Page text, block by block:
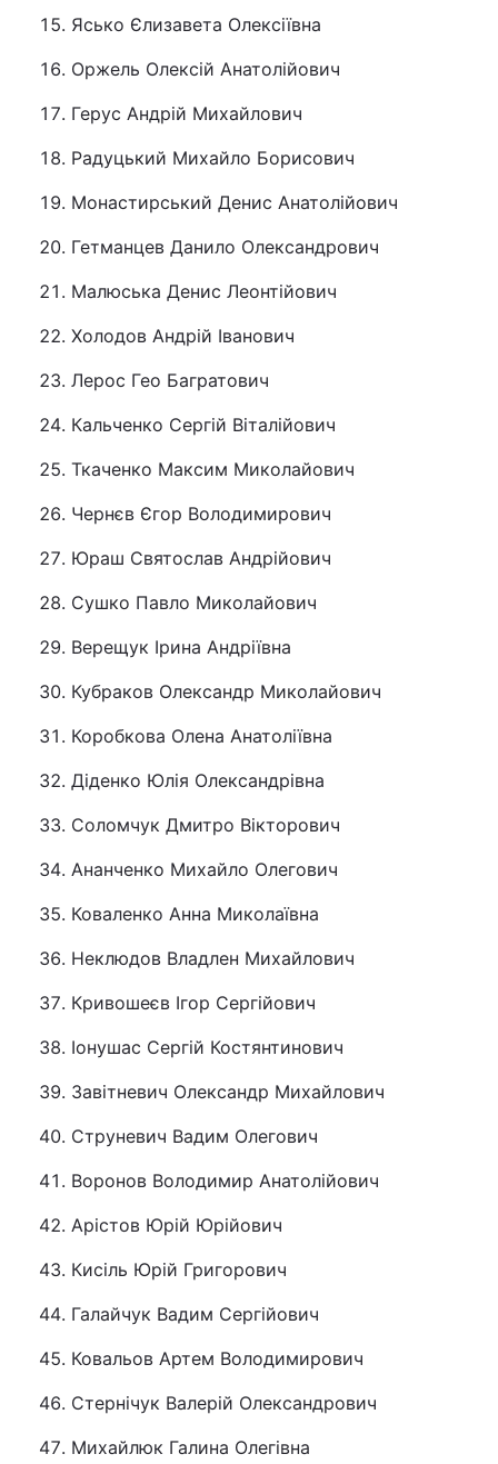
Ясько Єлизавета Олексіївна
Оржель Олексій Анатолійович
Герус Андрій Михайлович
Радуцький Михайло Борисович
Монастирський Денис Анатолійович
Гетманцев Данило Олександрович
Малюська Денис Леонтійович
Холодов Андрій Іванович
Лерос Гео Багратович
Кальченко Сергій Віталійович
Ткаченко Максим Миколайович
Чернєв Єгор Володимирович
Юраш Святослав Андрійович
Сушко Павло Миколайович
Верещук Ірина Андріївна
Кубраков Олександр Миколайович
Коробкова Олена Анатоліївна
Діденко Юлія Олександрівна
Соломчук Дмитро Вікторович
Ананченко Михайло Олегович
Коваленко Анна Миколаївна
Неклюдов Владлен Михайлович
Кривошеєв Ігор Сергійович
Іонушас Сергій Костянтинович
Завітневич Олександр Михайлович
Струневич Вадим Олегович
Воронов Володимир Анатолійович
Арістов Юрій Юрійович
Кисіль Юрій Григорович
Галайчук Вадим Сергійович
Ковальов Артем Володимирович
Стернічук Валерій Олександрович
Михайлюк Галина Олегівна